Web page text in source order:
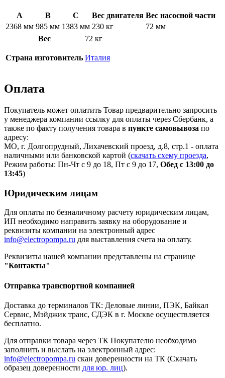
A B C Вес двигателя Вес насосной части
2368 мм 985 мм 1383 мм 230 кг
72 мм
Вес
72 кг
Страна изготовитель Италия
Оплата
Покупатель может оплатить Товар предварительно запросить
у менеджера компании ссылку для оплаты через Сбербанк, а
также по факту получения товара в пункте самовывоза по
адресу:
МО, г. Долгопрудный, Лихачевский проезд, д.8, стр.1 - оплата
наличными или банковской картой (скачать схему проезда,
Режим работы: Пн-Чт с 9 до 18, Пт с 9 до 17, Обед с 13:00 до
13:45)
Юридическим лицам
Для оплаты по безналичному расчету юридическим лицам,
ИП необходимо направить заявку на оборудование и
реквизиты компании на электронный адрес
info@electropompa.ru для выставления счета на оплату.
Реквизиты нашей компании представлены на странице
"Контакты"
Отправка транспортной компанией
Доставка до терминалов ТК: Деловые линии, ПЭК, Байкал
Сервис, Мэйджик транс, СДЭК в г. Москве осуществляется
бесплатно.
Для отправки товара через ТК Покупателю необходимо
заполнить и выслать на электронный адрес:
info@electropompa.ru скан доверенности на ТК (Скачать
образец доверенности для юр. лиц).